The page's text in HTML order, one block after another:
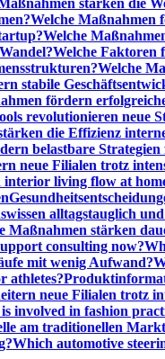
stärken die
Welche Maßnahmen
Welche
Welche Faktoren
Welche
stabile
fördern
revolutionieren neue
die Effizienz
belastbare
neue Filialen trotz
interior living flow at
alltagstauglich
Maßnahmen stärken
consulting now?
mit wenig Aufwand?
athletes?
neue Filialen trotz
involved in fashion
am traditionellen
Which automotive